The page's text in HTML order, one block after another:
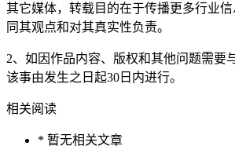
其它媒体，转载目的在于传播更多行业
同其观点和对其真实性负责。
2、如因作品内容、版权和其他问题需要
该事由发生之日起30日内进行。
相关阅读
* 暂无相关文章